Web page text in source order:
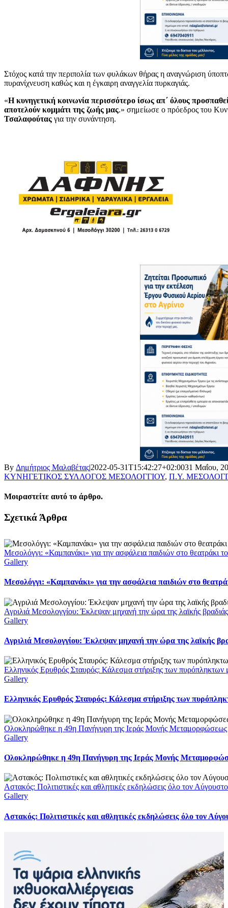
Στόχος κατά την περιπολία των φυλάκων θήρας η αναγνώριση
πυρανίχνευση καθώς και η έγκαιρη αναγγελία πυρκαγιάς.
«Η κυνηγετική κοινωνία περισσότερο ίσως απ΄ όλους
αποτελούν κομμάτι της ζωής μας.» σημείωσε ο πρόεδρος του
Τσαλαφούτας για την συνάντηση.
By Δημήτριος Μαλαβέτας|2022-05-31T15:42:27+02:0031 Μαΐου,
ΚΥΝΗΓΕΤΙΚΟΣ ΣΥΛΛΟΓΟΣ ΜΕΣΟΛΟΓΓΙΟΥ, Π.Υ.
Μοιραστείτε αυτό το άρθρο.
Facebook
X
LinkedIn
WhatsApp
Email
Σχετικά Άρθρα
Μεσολόγγι: «Καμπανάκι» για την ασφάλεια παιδιών στο θεατράκι
Gallery
Μεσολόγγι: «Καμπανάκι» για την ασφάλεια παιδιών στο
Αγριλιά Μεσολογγίου: Έκλεψαν μηχανή την ώρα της λαϊκής
Gallery
Αγριλιά Μεσολογγίου: Έκλεψαν μηχανή την ώρα της λαϊκής
Ελληνικός Ερυθρός Σταυρός: Κάλεσμα στήριξης των πυρόπληκτων
Gallery
Ελληνικός Ερυθρός Σταυρός: Κάλεσμα στήριξης των
Ολοκληρώθηκε η 49η Πανήγυρη της Ιεράς Μονής
Gallery
Ολοκληρώθηκε η 49η Πανήγυρη της Ιεράς Μονής
Αστακός: Πολιτιστικές και αθλητικές εκδηλώσεις όλο τον
Gallery
Αστακός: Πολιτιστικές και αθλητικές εκδηλώσεις όλο τον